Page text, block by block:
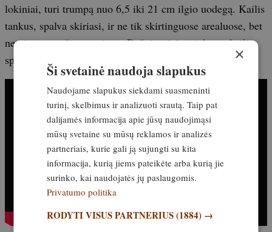
lokiniai, turi trumpą nuo 6,5 iki 21 cm ilgio uodegą. Kailis
tankus, spalva skiriasi, ir ne tik skirtinguose arealuose, bet
netgi tame pačiame rajone. Dažniausiai sutinkama kailio
spalva – ruda.
×
Ši svetainė naudoja slapukus
Naudojame slapukus siekdami suasmeninti
turinį, skelbimus ir analizuoti srautą. Taip pat
dalijamės informacija apie jūsų naudojimąsi
mūsų svetaine su mūsų reklamos ir analizės
partneriais, kurie gali ją sujungti su kita
informacija, kurią jiems pateikėte arba kurią jie
surinko, kai naudojatės jų paslaugomis.
Privatumo politika
RODYTI VISUS PARTNERIUS(1884) →